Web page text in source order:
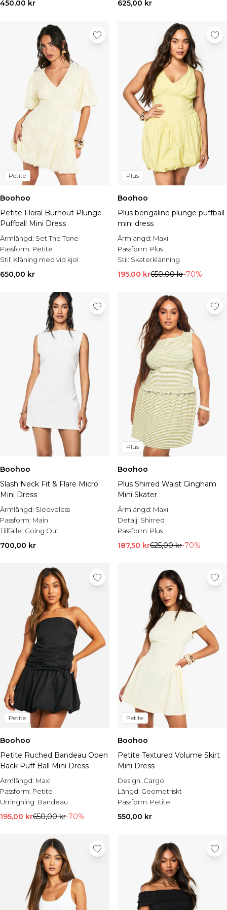
Sneakers & hi-tops
Herraccessoarer
Väskor & plånböcker
Solglasögon
Hattar, handskar & halsdukar
Skärp
Strumpor
Underkläder
Visa alla accessoarer
Rea – Herr
Handla hela herrrean
REA-toppar
REA-jeans
REA-byxor
REA-träningsset
REA-hoodies
REA-jackor
REA-skjortor
REA-kostymer
REA-stickat
REA-shorts
REA-accessoarer
450,00 kr 625,00 kr
Petite
Boohoo
Petite Floral Burnout Plunge
Puffball Mini Dress
Ärmlängd: Set The Tone
Passform: Petite
Stil: Kläning med vid kjol
650,00 kr
Plus
Boohoo
Plus bengaline plunge puffball
mini dress
Ärmlängd: Maxi
Passform: Plus
Stil: Skaterklänning
195,00 kr650,00 kr-70%
Boohoo
Slash Neck Fit & Flare Micro
Mini Dress
Ärmlängd: Sleeveless
Passform: Main
Tillfälle: Going Out
700,00 kr
Plus
Boohoo
Plus Shirred Waist Gingham
Mini Skater
Ärmlängd: Maxi
Detalj: Shirred
Passform: Plus
187,50 kr625,00 kr-70%
Petite
Boohoo
Petite Ruched Bandeau Open
Back Puff Ball Mini Dress
Ärmlängd: Maxi
Passform: Petite
Urringning: Bandeau
195,00 kr650,00 kr-70%
Petite
Boohoo
Petite Textured Volume Skirt
Mini Dress
Design: Cargo
Längd: Geometriskt
Passform: Petite
550,00 kr